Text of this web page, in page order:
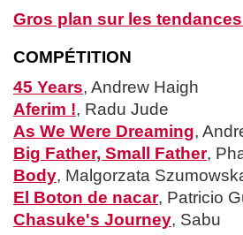
Gros plan sur les
COMPÉTITION
45 Years, Andrew Haigh
Aferim !, Radu Jude
As We Were Dreaming,
Big Father, Small Father,
Body, Malgorzata
El Boton de nacar, Patricio
Chasuke's Journey, Sabu